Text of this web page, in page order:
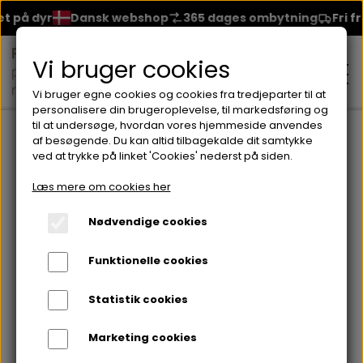
dyr Dansk webshop 365 dages ombytning Fri
MAKEUP
ANSIGT
FOUNDATION
BLUSH
BRYN
GEL
ØJNE
HUDPLEJE
ØJENCREME
HÅRPLEJE
SHAMPOO
Forside Solcreme AFTERSUN
Vi bruger cookies
Vi bruger egne cookies og cookies fra tredjeparter til at
personalisere din brugeroplevelse, til markedsføring og
til at undersøge, hvordan vores hjemmeside anvendes
af besøgende. Du kan altid tilbagekalde dit samtykke
ved at trykke på linket 'Cookies' nederst på siden.
Læs mere om cookies her
Nødvendige cookies
Funktionelle cookies
Statistik cookies
Marketing cookies